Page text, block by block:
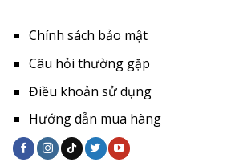
Chính sách bảo mật
Câu hỏi thường gặp
Điều khoản sử dụng
Hướng dẫn mua hàng